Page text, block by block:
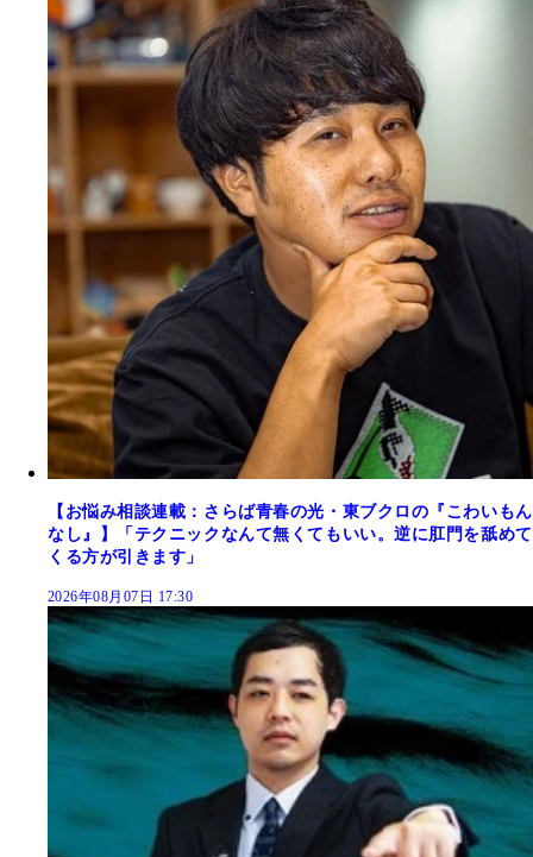
【お悩み相談連載：さらば青春の光・東ブクロの『こわいもん
なし』】「テクニックなんて無くてもいい。逆に肛門を舐めて
くる方が引きます」
2026年08月07日 17:30